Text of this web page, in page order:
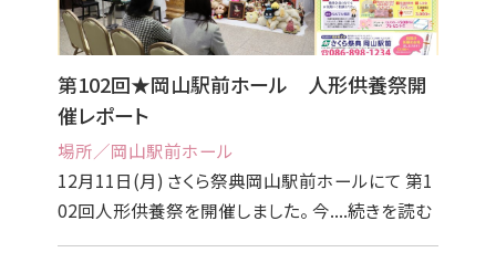
第102回★岡山駅前ホール 人形供養祭開
催レポート
場所／岡山駅前ホール
12月11日(月) さくら祭典岡山駅前ホールにて 第1
02回人形供養祭を開催しました。 今....続きを読む